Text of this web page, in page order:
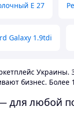
E 27
Galaxy 1.9tdi
Украины.
бизнес. Более
для любой